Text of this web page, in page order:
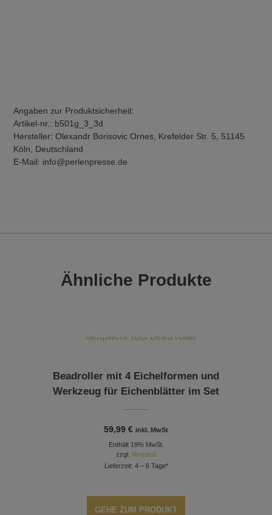
Angaben zur Produktsicherheit:
Artikel-nr.: b501g_3_3d
Hersteller: Olexandr Borisovic Ornes, Krefelder Str. 5, 51145
Köln, Deutschland
E-Mail: info@perlenpresse.de
Ähnliche Produkte
Beadroller mit 4 Eichelformen und
Werkzeug für Eichenblätter im Set
59,99€ inkl. MwSt
Enthält 19% MwSt.
zzgl.Versand
Lieferzeit: 4 – 6 Tage*
GEHE ZUM PRODUKT